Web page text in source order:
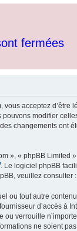
fermées
acceptez
modifier
changements
», « phpBB
. Le logiciel phpBB
veuillez consulter :
tout autre
d’accès à
verrouille
ne soient